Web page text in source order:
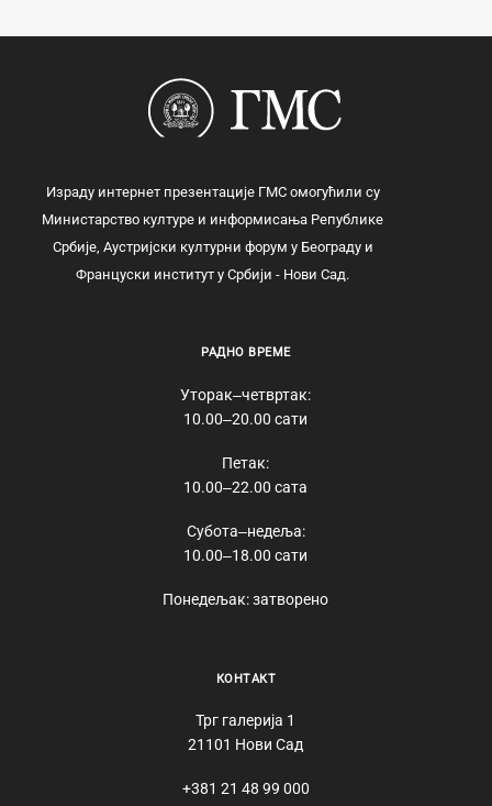
Израду интернет презентације ГМС омогућили су
Министарство културе и информисања Републике
Србије, Аустријски културни форум у Београду и
Француски институт у Србији - Нови Сад.
РАДНО ВРЕМЕ
Уторак‒четвртак:
10.00‒20.00 сати
Петак:
10.00‒22.00 сата
Субота‒недеља:
10.00‒18.00 сати
Понедељак: затворено
КОНТАКТ
Трг галерија 1
21101 Нови Сад
+381 21 48 99 000